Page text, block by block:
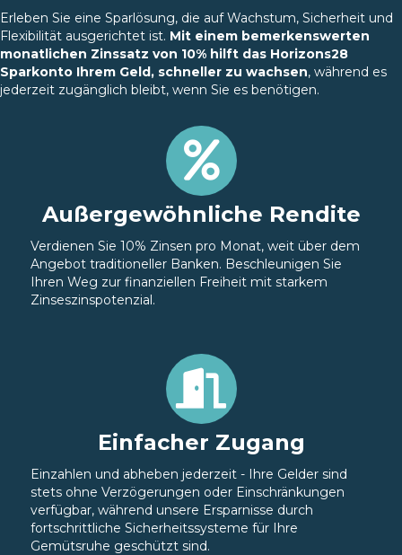
Erleben Sie eine Sparlösung, die auf Wachstum, Sicherheit und
Flexibilität ausgerichtet ist. Mit einem bemerkenswerten
monatlichen Zinssatz von 10% hilft das Horizons28
Sparkonto Ihrem Geld, schneller zu wachsen, während es
jederzeit zugänglich bleibt, wenn Sie es benötigen.
Außergewöhnliche Rendite
Verdienen Sie 10% Zinsen pro Monat, weit über dem
Angebot traditioneller Banken. Beschleunigen Sie
Ihren Weg zur finanziellen Freiheit mit starkem
Zinseszinspotenzial.
Einfacher Zugang
Einzahlen und abheben jederzeit - Ihre Gelder sind
stets ohne Verzögerungen oder Einschränkungen
verfügbar, während unsere Ersparnisse durch
fortschrittliche Sicherheitssysteme für Ihre
Gemütsruhe geschützt sind.